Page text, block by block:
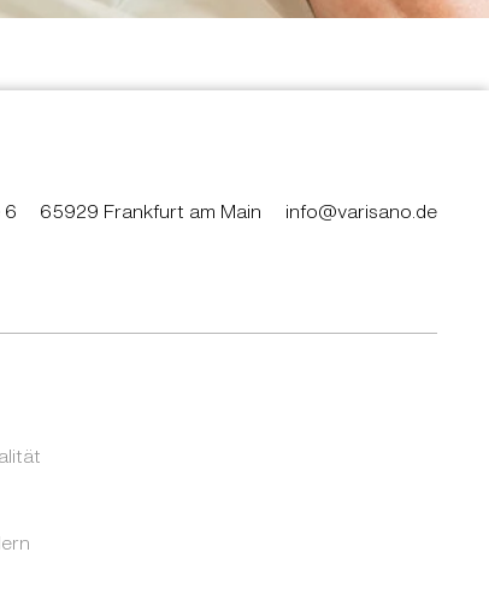
6 65929 Frankfurt am Main info@varisano.de